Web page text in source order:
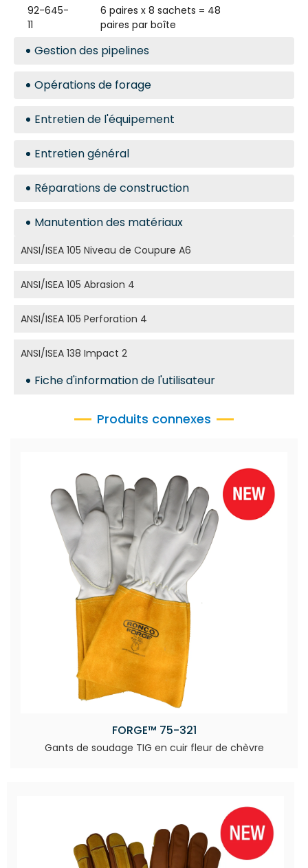
92-645-
11
6 paires x 8 sachets = 48
paires par boîte
Gestion des pipelines
Opérations de forage
Entretien de l'équipement
Entretien général
Réparations de construction
Manutention des matériaux
ANSI/ISEA 105 Niveau de Coupure A6
ANSI/ISEA 105 Abrasion 4
ANSI/ISEA 105 Perforation 4
ANSI/ISEA 138 Impact 2
Fiche d'information de l'utilisateur
Produits connexes
FORGE™ 75-321
Gants de soudage TIG en cuir fleur de chèvre